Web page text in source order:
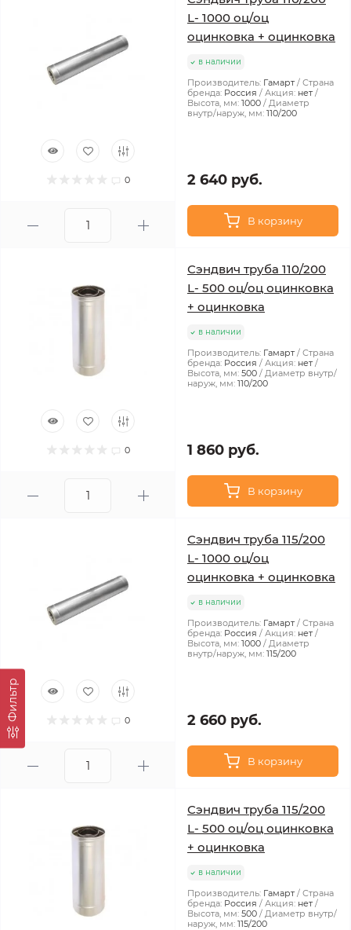
Фильтр
0
L- 1000 оц/оц
оцинковка + оцинковка
в наличии
Производитель: Гамарт
Страна
бренда: Россия Акция: нет
Высота, мм: 1000
Диаметр
внутр/наруж, мм: 110/200
2 640 руб.
В корзину
0
Сэндвич труба 110/200
L- 500 оц/оц оцинковка
+ оцинковка
в наличии
Производитель: Гамарт
Страна
бренда: Россия Акция: нет
Высота, мм: 500
Диаметр внутр/
наруж, мм: 110/200
1 860 руб.
В корзину
0
Сэндвич труба 115/200
L- 1000 оц/оц
оцинковка + оцинковка
в наличии
Производитель: Гамарт
Страна
бренда: Россия Акция: нет
Высота, мм: 1000
Диаметр
внутр/наруж, мм: 115/200
2 660 руб.
В корзину
Сэндвич труба 115/200
L- 500 оц/оц оцинковка
+ оцинковка
в наличии
Производитель: Гамарт
Страна
бренда: Россия Акция: нет
Высота, мм: 500
Диаметр внутр/
наруж, мм: 115/200